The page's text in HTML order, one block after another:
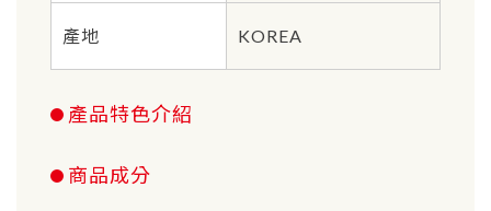
產地 KOREA
產品特色介紹
商品成分